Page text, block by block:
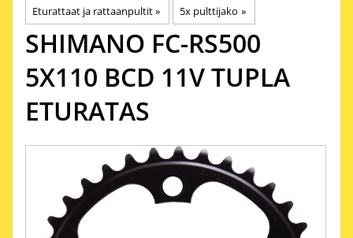
Eturattaat ja rattaanpultit‪» 5x pulttijako ‪»
SHIMANO FC-RS500
5X110 BCD 11V TUPLA
ETURATAS